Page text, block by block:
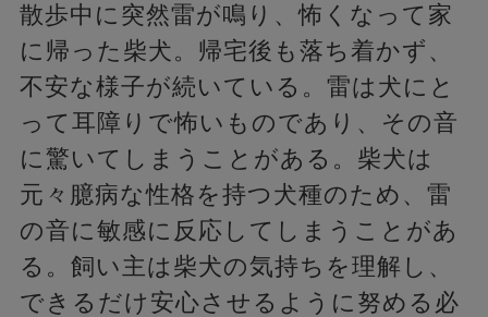
散歩中に突然雷が鳴り、怖くなって家
に帰った柴犬。帰宅後も落ち着かず、
不安な様子が続いている。雷は犬にと
って耳障りで怖いものであり、その音
に驚いてしまうことがある。柴犬は
元々臆病な性格を持つ犬種のため、雷
の音に敏感に反応してしまうことがあ
る。飼い主は柴犬の気持ちを理解し、
できるだけ安心させるように努める必